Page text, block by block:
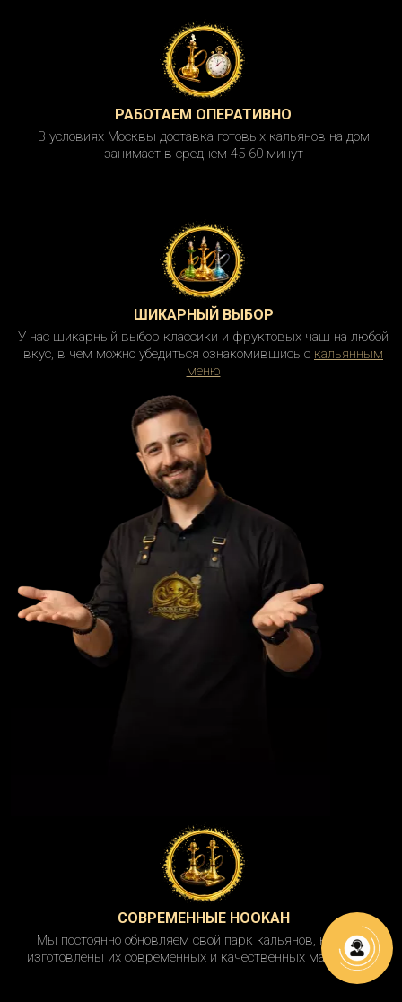
РАБОТАЕМ ОПЕРАТИВНО
В условиях Москвы доставка готовых кальянов на дом
занимает в среднем 45-60 минут
ШИКАРНЫЙ ВЫБОР
У нас шикарный выбор классики и фруктовых чаш на любой
вкус, в чем можно убедиться ознакомившись с кальянным
меню
СОВРЕМЕННЫЕ HOOKAH
Мы постоянно обновляем свой парк кальянов, которые
изготовлены их современных и качественных материалов